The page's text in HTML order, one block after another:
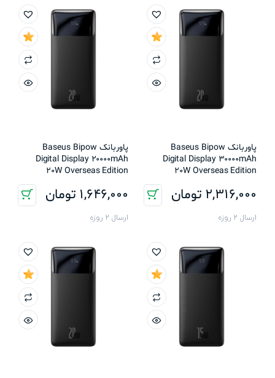
پاوربانک Baseus Bipow
Digital Display 30000mAh
20W Overseas Edition
2,316,000 تومان
ارسال 2 روزه
پاوربانک Baseus Bipow
Digital Display 20000mAh
20W Overseas Edition
1,646,000 تومان
ارسال 2 روزه